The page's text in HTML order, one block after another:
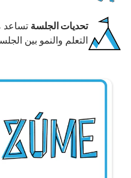
تحديات الجلسة تساعد
التعلم والنمو بين